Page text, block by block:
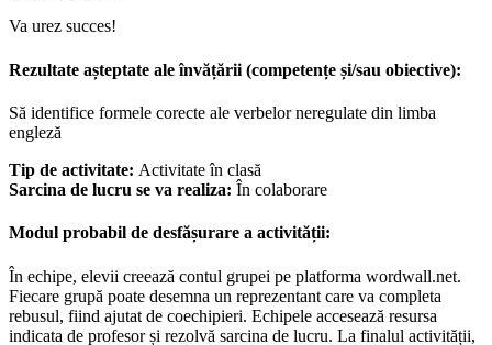
Va urez succes!
Rezultate așteptate ale învățării (competențe și/sau obiective):
Să identifice formele corecte ale verbelor neregulate din limba
engleză
Tip de activitate: Activitate în clasă
Sarcina de lucru se va realiza: În colaborare
Modul probabil de desfășurare a activității:
În echipe, elevii creează contul grupei pe platforma wordwall.net.
Fiecare grupă poate desemna un reprezentant care va completa
rebusul, fiind ajutat de coechipieri. Echipele accesează resursa
indicata de profesor și rezolvă sarcina de lucru. La finalul activității,